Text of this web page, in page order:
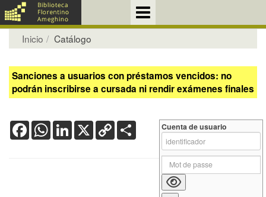
Inicio Catálogo
Sanciones a usuarios con préstamos vencidos: no
podrán inscribirse a cursada ni rendir exámenes finales
FacebookWhatsApp
LinkedIn
X Copy
Link
Cuenta de usuario